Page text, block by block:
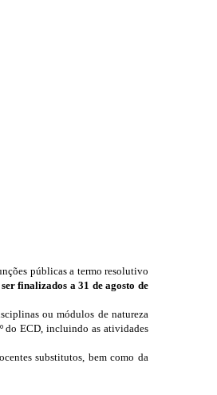
públicas a termo resolutivo
finalizados a 31 de agosto de
ou módulos de natureza
do ECD, incluindo as atividades
substitutos, bem como da